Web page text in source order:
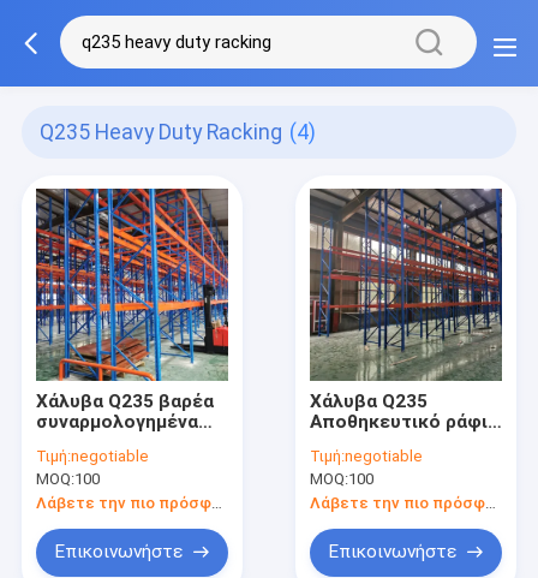
Q235 Heavy Duty Racking (4)
Χάλυβα Q235 βαρέα
συναρμολογημένα
παλέτας / ράφια
μεταλλικών
αποθεμάτων
Τιμή:negotiable
MOQ:100
Λάβετε την πιο πρόσφατη τιμή
Επικοινωνήστε
Χάλυβα Q235
Αποθηκευτικό ράφι
Προσαρμοσμένο
πλάτος Μεγάλης
χωρητικότητας
ράφια αποθήκευσης
Τιμή:negotiable
MOQ:100
Επικοινωνήστε